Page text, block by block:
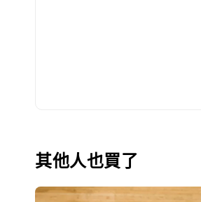
其他人也買了